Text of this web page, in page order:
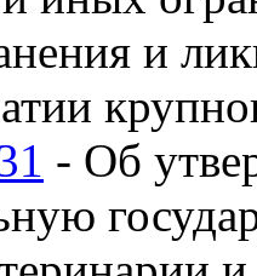
и
- Об